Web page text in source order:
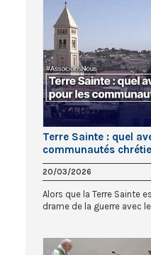
Terre Sainte : quel
communautés
20/03/2026
Alors que la Terre Sainte
drame de la guerre avec